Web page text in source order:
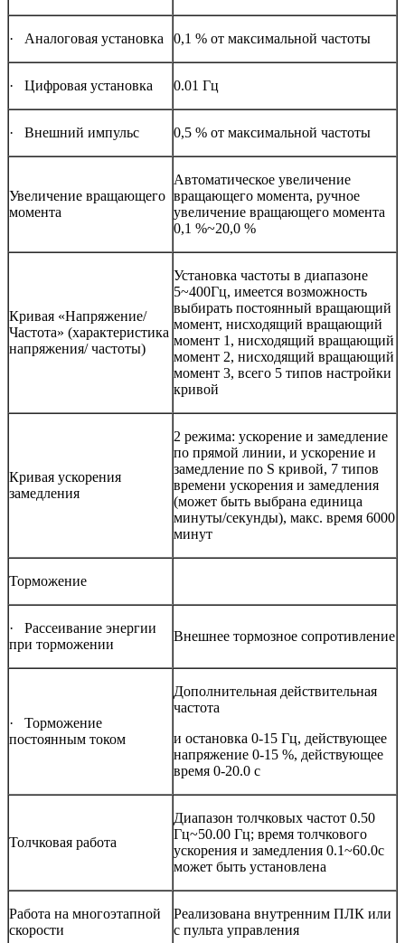
· Аналоговая установка 0,1 % от максимальной частоты
· Цифровая установка 0.01 Гц
· Внешний импульс 0,5 % от максимальной частоты
Увеличение вращающего
момента
Автоматическое увеличение
вращающего момента, ручное
увеличение вращающего момента
0,1 %~20,0 %
Кривая «Напряжение/
Частота» (характеристика
напряжения/ частоты)
Установка частоты в диапазоне
5~400Гц, имеется возможность
выбирать постоянный вращающий
момент, нисходящий вращающий
момент 1, нисходящий вращающий
момент 2, нисходящий вращающий
момент 3, всего 5 типов настройки
кривой
Кривая ускорения
замедления
2 режима: ускорение и замедление
по прямой линии, и ускорение и
замедление по S кривой, 7 типов
времени ускорения и замедления
(может быть выбрана единица
минуты/секунды), макс. время 6000
минут
Торможение
· Рассеивание энергии
при торможении
Внешнее тормозное сопротивление
· Торможение
постоянным током
Дополнительная действительная
частота
и остановка 0-15 Гц, действующее
напряжение 0-15 %, действующее
время 0-20.0 с
Толчковая работа
Диапазон толчковых частот 0.50
Гц~50.00 Гц; время толчкового
ускорения и замедления 0.1~60.0с
может быть установлена
Работа на многоэтапной
скорости
Реализована внутренним ПЛК или
с пульта управления